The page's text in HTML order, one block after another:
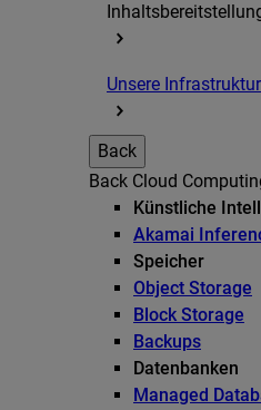
Unsere Infrastruktur
Back
Back Cloud
Künstliche
Akamai
Speicher
Object Storage
Block Storage
Backups
Datenbanken
Managed